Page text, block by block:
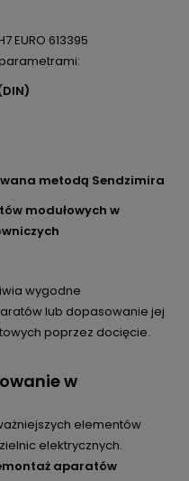
EURO 613395
metodą Sendzimira
modułowych w
wygodne
lub dopasowanie jej
poprzez docięcie.
w
elementów
elektrycznych.
aparatów